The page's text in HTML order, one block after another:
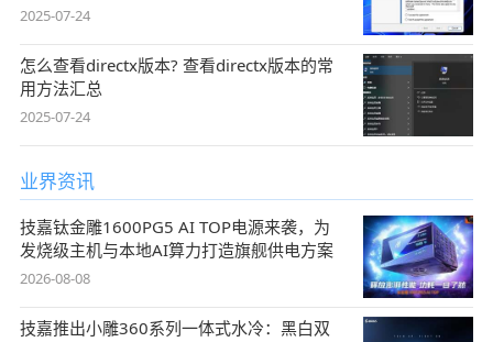
2025-07-24
怎么查看directx版本? 查看directx版本的常
用方法汇总
2025-07-24
业界资讯
技嘉钛金雕1600PG5 AI TOP电源来袭，为
发烧级主机与本地AI算力打造旗舰供电方案
2026-08-08
技嘉推出小雕360系列一体式水冷：黑白双